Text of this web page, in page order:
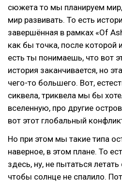
сюжета то мы планируем
мир развивать. То есть
завершённая в рамках «Of
как бы точка, после которой
есть ты понимаешь, что вот
история заканчивается, но
чего-то большего. Вот,
сиквела, триквела мы бы
вселенную, про другие
вот этот глобальный
Но при этом мы такие типа
наверное, в этом плане. То
здесь, ну, не пытаться
чтобы солнце не спалило.